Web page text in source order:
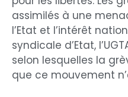
assimilés à une
l’Etat et l’intérêt
syndicale d’Etat,
selon lesquelles la
que ce mouvement